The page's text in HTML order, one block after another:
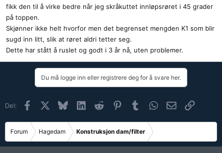
fikk den til å virke bedre når jeg skråkuttet innløpsrøret i 45 grader
på toppen.
Skjønner ikke helt hvorfor men det begrenset mengden K1 som blir
sugd inn litt, slik at røret aldri tetter seg.
Dette har stått å ruslet og godt i 3 år nå, uten problemer.
Du må logge inn eller registrere deg for å svare her.
Del: FacebookX (Twitter)
Bluesky LinkedInReddit PinterestTumblrWhatsApp
E-postLink
Forum Hagedam Konstruksjon dam/filter